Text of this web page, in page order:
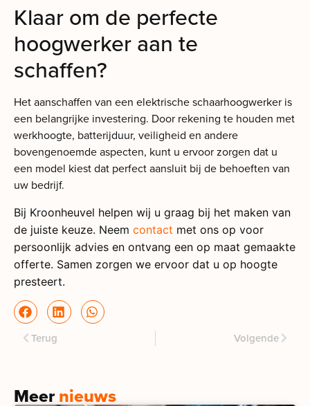
Klaar om de perfecte
hoogwerker aan te
schaffen?
Het aanschaffen van een elektrische schaarhoogwerker is
een belangrijke investering. Door rekening te houden met
werkhoogte, batterijduur, veiligheid en andere
bovengenoemde aspecten, kunt u ervoor zorgen dat u
een model kiest dat perfect aansluit bij de behoeften van
uw bedrijf.
Bij Kroonheuvel helpen wij u graag bij het maken van
de juiste keuze. Neem contact met ons op voor
persoonlijk advies en ontvang een op maat gemaakte
offerte. Samen zorgen we ervoor dat u op hoogte
presteert.
Terug Volgende
Meernieuws